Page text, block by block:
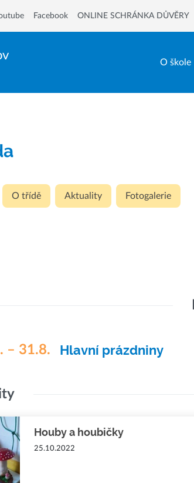
O škole
Facebook ONLINE SCHRÁNKA DŮVĚRY
O třídě Aktuality Fotogalerie
– 31.8. Hlavní prázdniny
Houby a houbičky
25.10.2022